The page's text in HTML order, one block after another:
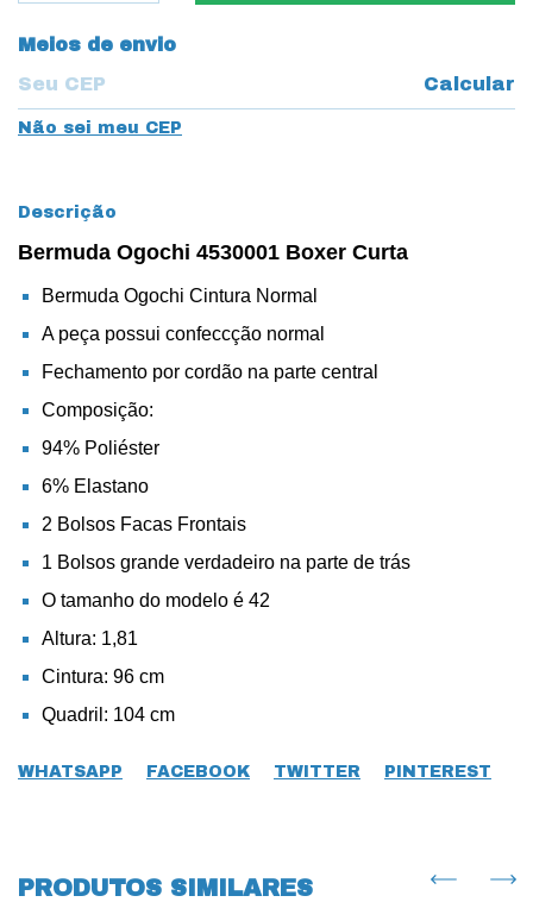
Entregas para o CEP:
Meios de envio
Calcular
Não sei meu CEP
Descrição
Bermuda Ogochi 4530001 Boxer Curta
Bermuda Ogochi Cintura Normal
A peça possui confeccção normal
Fechamento por cordão na parte central
Composição:
94% Poliéster
6% Elastano
2 Bolsos Facas Frontais
1 Bolsos grande verdadeiro na parte de trás
O tamanho do modelo é 42
Altura: 1,81
Cintura: 96 cm
Quadril: 104 cm
WHATSAPP FACEBOOK TWITTER PINTEREST
PRODUTOS SIMILARES